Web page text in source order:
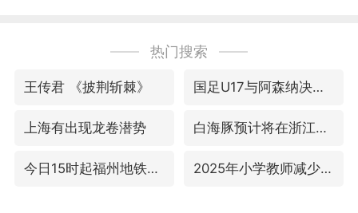
热门搜索
王传君 《披荆斩棘》 国足U17与阿森纳决赛取消 并列冠军
上海有出现龙卷潜势 白海豚预计将在浙江苍南到三门一带登陆
今日15时起福州地铁高架区段停运 2025年小学教师减少13.19万